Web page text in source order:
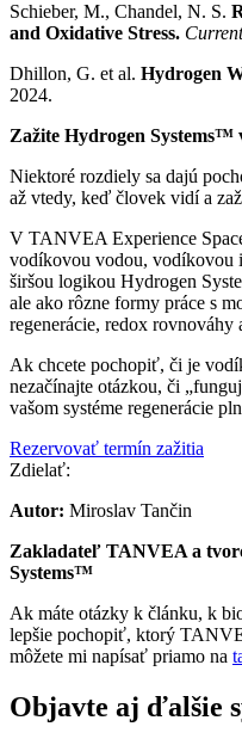
Schieber, M., Chandel, N. S.
and Oxidative Stress.
Dhillon, G. et al. Hydrogen
2024.
Zažite Hydrogen Systems™
Niektoré rozdiely sa dajú
až vtedy, keď človek vidí a
V TANVEA Experience
vodíkovou vodou, vodíkovou
širšou logikou Hydrogen
ale ako rôzne formy práce s
regenerácie, redox
Ak chcete pochopiť, či je
nezačínajte otázkou, či
vašom systéme regenerácie
Rezervovať termín zažitia
Zdielať:
Autor: Miroslav Tančin
Zakladateľ TANVEA a
Systems™
Ak máte otázky k článku, k
lepšie pochopiť, ktorý
môžete mi napísať priamo na
Objavte aj ďalšie